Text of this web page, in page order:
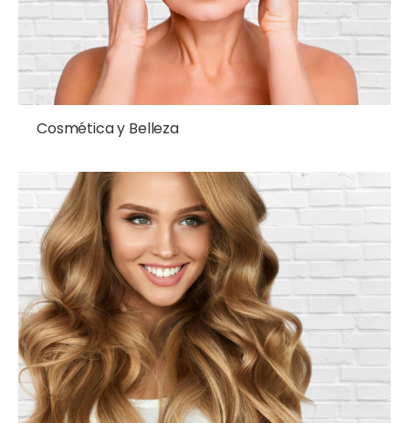
Cosmética y Belleza